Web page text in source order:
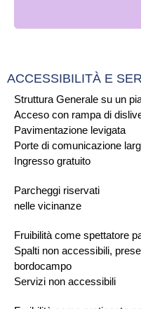
Struttura Generale su un
Acceso con rampa di
Pavimentazione levigata
Porte di comunicazione
Ingresso gratuito
Parcheggi riservati
nelle vicinanze
Fruibilità come spettatore
Spalti non accessibili,
bordocampo
Servizi non accessibili
ACCESSIBILITÀ E